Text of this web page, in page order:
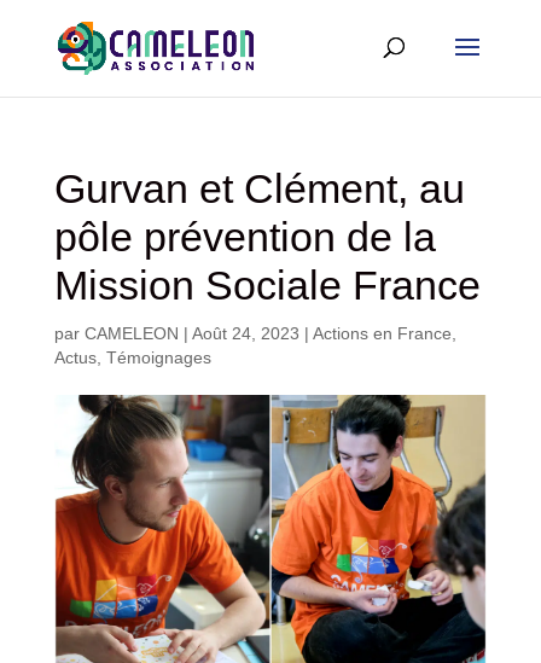
Gurvan et Clément, au
pôle prévention de la
Mission Sociale France
par CAMELEON | Août 24, 2023 | Actions en France
Actus, Témoignages